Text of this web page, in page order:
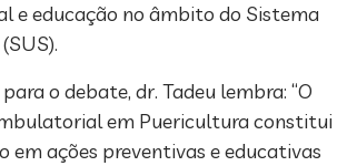
e educação no âmbito do Sistema
o debate, dr. Tadeu lembra: “O
em Puericultura constitui
em ações preventivas e educativas